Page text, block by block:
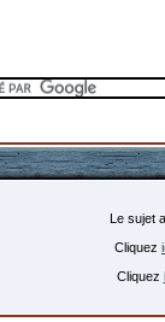
Le sujet
Cliquez
Cliquez